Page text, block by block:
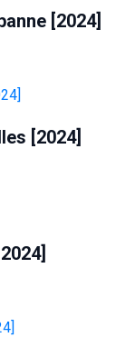
[2024]
[2024]